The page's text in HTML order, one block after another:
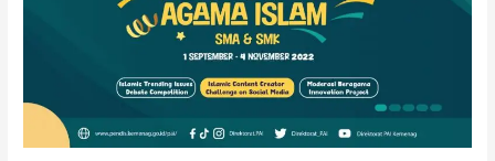
SMA
SMK